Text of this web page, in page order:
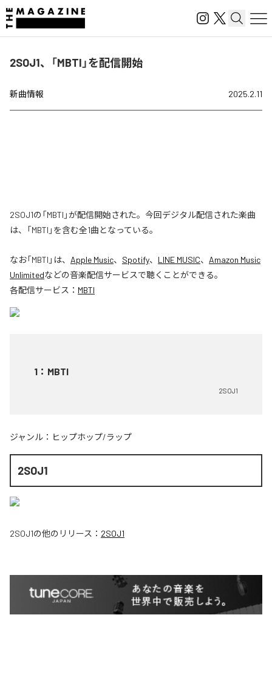
2SOJ1、「MBTI」を配信開始
新曲情報 2025.2.11
2SOJ1の「MBTI」が配信開始された。今回デジタル配信された楽曲
は、「MBTI」を含む全1曲となっている。
なお「MBTI 」は、 Apple Music、 Spotify、 LINE MUSIC、 Amazon Music
Unlimitedなどの音楽配信サービスで聴くことができる。
各配信サービス： MBTI
1 ： MBTI
2SOJ1
ジャンル： ヒップホップ/ラップ
2SOJ1
2SOJ1の他のリリース： 2SOJ1